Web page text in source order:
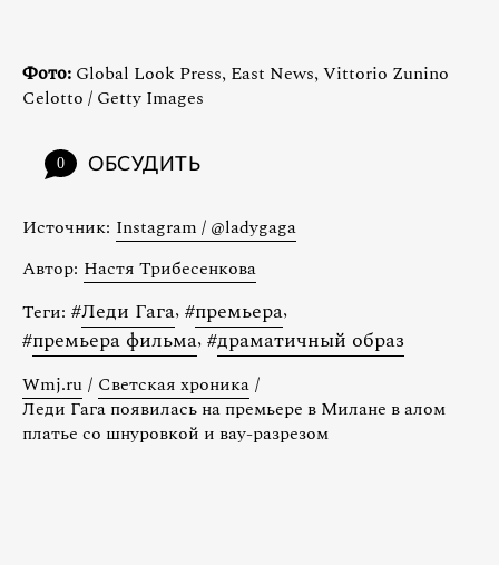
Фото: Global Look Press, East News, Vittorio Zunino
Celotto / Getty Images
0 ОБСУДИТЬ
Источник: Instagram / @ladygaga
Автор: Настя Трибесенкова
Теги: #Леди Гага, #премьера,
#премьера фильма, #драматичный образ
Wmj.ru / Светская хроника /
Леди Гага появилась на премьере в Милане в алом
платье со шнуровкой и вау-разрезом